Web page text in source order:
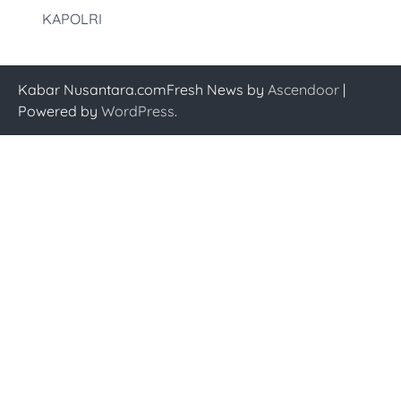
KAPOLRI
Kabar Nusantara.comFresh News by Ascendoor |
Powered by WordPress.